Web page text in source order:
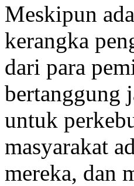
Meskipun
kerangka
dari para
bertanggung
untuk
masyarakat
mereka, dan